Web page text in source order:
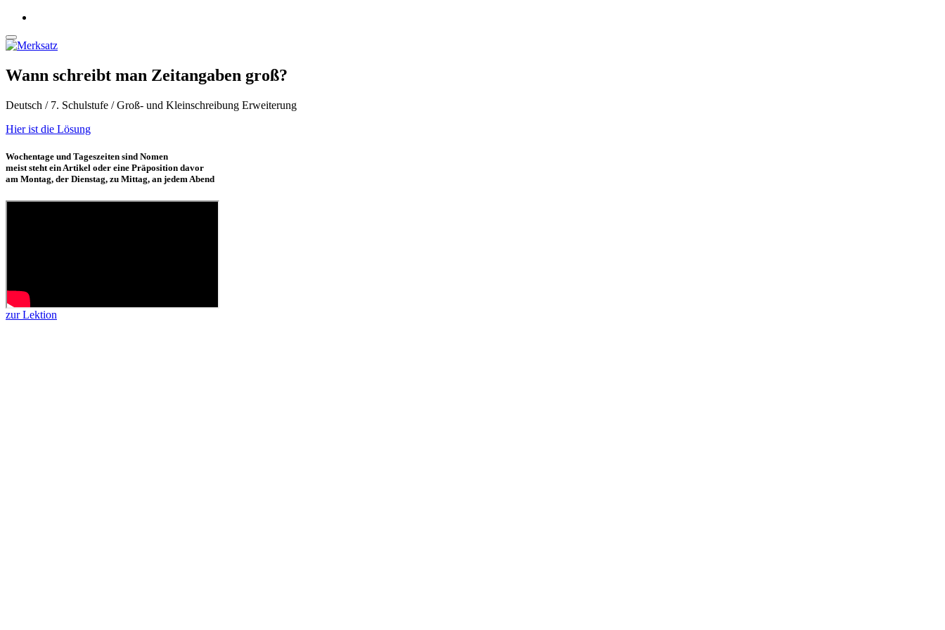
Wann schreibt man Zeitangaben groß?
Deutsch / 7. Schulstufe / Groß- und Kleinschreibung Erweiterung
Hier ist die Lösung
Wochentage und Tageszeiten sind Nomen
meist steht ein Artikel oder eine Präposition davor
am Montag, der Dienstag, zu Mittag, an jedem Abend
zur Lektion